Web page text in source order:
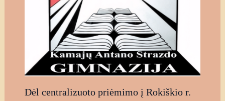
Dėl centralizuoto priėmimo į Rokiškio r.